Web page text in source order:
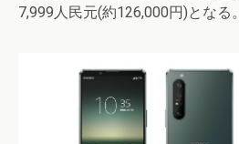
7,999人民元(約126,000円)となる。